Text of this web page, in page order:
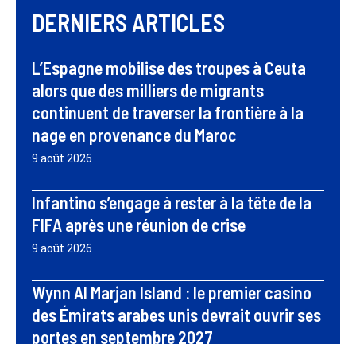
DERNIERS ARTICLES
L’Espagne mobilise des troupes à Ceuta
alors que des milliers de migrants
continuent de traverser la frontière à la
nage en provenance du Maroc
9 août 2026
Infantino s’engage à rester à la tête de la
FIFA après une réunion de crise
9 août 2026
Wynn Al Marjan Island : le premier casino
des Émirats arabes unis devrait ouvrir ses
portes en septembre 2027